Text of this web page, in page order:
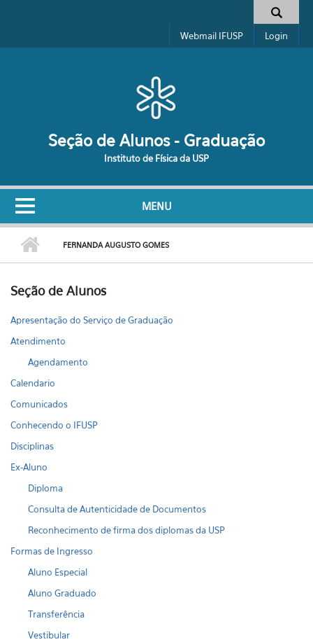
Formulário de busca
Webmail IFUSP Login
Seção de Alunos - Graduação
Instituto de Física da USP
MENU
FERNANDA AUGUSTO GOMES
Seção de Alunos
Apresentação do Serviço de Graduação
Atendimento
Agendamento
Calendario
Comunicados
Conhecendo o IFUSP
Disciplinas
Ex-Aluno
Diploma
Consulta de Autenticidade de Documentos
Reconhecimento de firma dos diplomas da USP
Formas de Ingresso
Aluno Especial
Aluno Graduado
Transferência
Vestibular